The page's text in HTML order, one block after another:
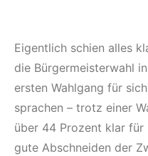
Eigentlich schien alles
die Bürgermeisterwahl
ersten Wahlgang für
sprachen – trotz einer
über 44 Prozent klar für
gute Abschneiden der